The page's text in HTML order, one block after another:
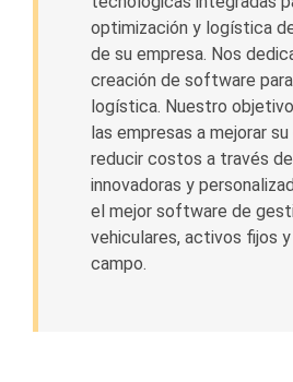
optimización y logística
de su empresa. Nos
creación de software
logística. Nuestro
las empresas a mejorar
reducir costos a través
innovadoras y
el mejor software de
vehiculares, activos fijos
campo.